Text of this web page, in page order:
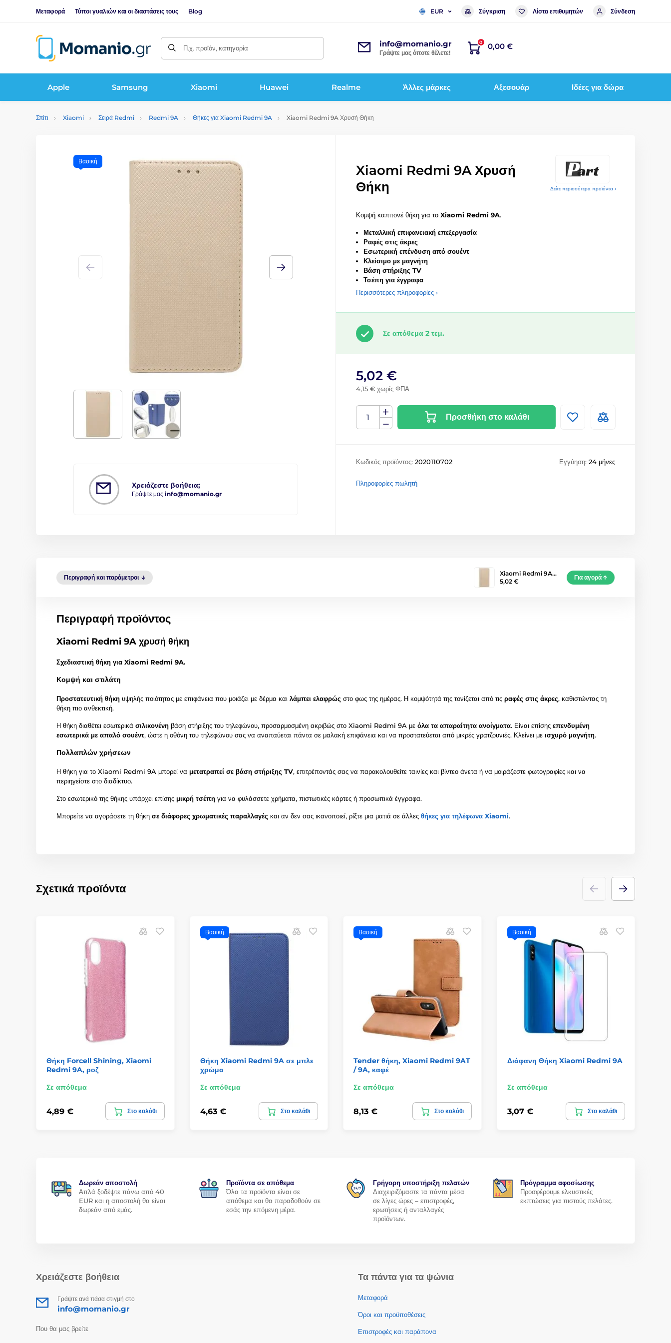
Μεταφορά Τύποι γυαλιών και οι διαστάσεις τους Blog EUR Σύγκριση Λίστα επιθυμητών Σύνδεση
Π.χ. προϊόν, κατηγορία info@momanio.gr
Γράψτε μας όποτε θέλετε!
0 0,00 €
Apple Samsung Xiaomi Huawei Realme Άλλες μάρκες Αξεσουάρ Ιδέες για δώρα
Σπίτι Xiaomi Σειρά Redmi Redmi 9A Θήκες για Xiaomi Redmi 9A Xiaomi Redmi 9A Χρυσή Θήκη
Δείτε περισσότερα προϊόντα ›
Χρειάζεστε βοήθεια;
Γράψτε μας info@momanio.gr
Βασική
Xiaomi Redmi 9A Χρυσή
Θήκη
Κομψή καπιτονέ θήκη για το Xiaomi Redmi 9A.
Μεταλλική επιφανειακή επεξεργασία
Ραφές στις άκρες
Εσωτερική επένδυση από σουέντ
Κλείσιμο με μαγνήτη
Βάση στήριξης TV
Τσέπη για έγγραφα
Περισσότερες πληροφορίες ›
Σε απόθεμα 2 τεμ.
5,02 €
4,15 € χωρίς ΦΠΑ
Προσθήκη στο καλάθι
Κωδικός προϊόντος: 2020110702 Εγγύηση: 24 μήνες
Πληροφορίες πωλητή
Περιγραφή και παράμετροι
Xiaomi Redmi 9A…
5,02 €
Για αγορά
Περιγραφή προϊόντος
Xiaomi Redmi 9A χρυσή θήκη
Σχεδιαστική θήκη για Xiaomi Redmi 9A.
Κομψή και στιλάτη
Προστατευτική θήκη υψηλής ποιότητας με επιφάνεια που μοιάζει με δέρμα και λάμπει ελαφρώς στο φως της ημέρας. Η κομψότητά της τονίζεται από τις ραφές στις άκρες, καθιστώντας τη
θήκη πιο ανθεκτική.
Η θήκη διαθέτει εσωτερικά σιλικονένη βάση στήριξης του τηλεφώνου, προσαρμοσμένη ακριβώς στο Xiaomi Redmi 9A με όλα τα απαραίτητα ανοίγματα. Είναι επίσης επενδυμένη
εσωτερικά με απαλό σουέντ, ώστε η οθόνη του τηλεφώνου σας να αναπαύεται πάντα σε μαλακή επιφάνεια και να προστατεύεται από μικρές γρατζουνιές. Κλείνει με ισχυρό μαγνήτη.
Πολλαπλών χρήσεων
Η θήκη για το Xiaomi Redmi 9A μπορεί να μετατραπεί σε βάση στήριξης TV, επιτρέποντάς σας να παρακολουθείτε ταινίες και βίντεο άνετα ή να μοιράζεστε φωτογραφίες και να
περιηγείστε στο διαδίκτυο.
Στο εσωτερικό της θήκης υπάρχει επίσης μικρή τσέπη για να φυλάσσετε χρήματα, πιστωτικές κάρτες ή προσωπικά έγγραφα.
Μπορείτε να αγοράσετε τη θήκη σε διάφορες χρωματικές παραλλαγές και αν δεν σας ικανοποιεί, ρίξτε μια ματιά σε άλλες θήκες για τηλέφωνα Xiaomi.
Σχετικά προϊόντα
Θήκη Forcell Shining, Xiaomi
Redmi 9A, ροζ
Σε απόθεμα
4,89 € Στο καλάθι
Βασική
Θήκη Xiaomi Redmi 9A σε μπλε
χρώμα
Σε απόθεμα
4,63 € Στο καλάθι
Βασική
Tender θήκη, Xiaomi Redmi 9AT
/ 9A, καφέ
Σε απόθεμα
8,13 € Στο καλάθι
Βασική
Διάφανη Θήκη Xiaomi Redmi 9A
Σε απόθεμα
3,07 € Στο καλάθι
Δωρεάν αποστολή
Απλά ξοδέψτε πάνω από 40
EUR και η αποστολή θα είναι
δωρεάν από εμάς.
Προϊόντα σε απόθεμα
Όλα τα προϊόντα είναι σε
απόθεμα και θα παραδοθούν σε
εσάς την επόμενη μέρα.
Γρήγορη υποστήριξη πελατών
Διαχειριζόμαστε τα πάντα μέσα
σε λίγες ώρες – επιστροφές,
ερωτήσεις ή ανταλλαγές
προϊόντων.
Πρόγραμμα αφοσίωσης
Προσφέρουμε ελκυστικές
εκπτώσεις για πιστούς πελάτες.
Χρειάζεστε βοήθεια
Γράψτε ανά πάσα στιγμή στο
info@momanio.gr
Που θα μας βρείτε
Τα πάντα για τα ψώνια
Μεταφορά
Όροι και προϋποθέσεις
Επιστροφές και παράπονα